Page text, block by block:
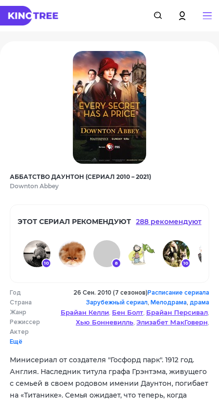
АББАТСТВО ДАУНТОН (СЕРИАЛ 2010 – 2021)
Downton Abbey
ЭТОТ СЕРИАЛ РЕКОМЕНДУЮТ 288 рекомендуют
10 8 10
10 8 10
Год
Страна
Жанр
Режиссер
Актер
Ещё
26 Сен. 2010 (7 сезонов)Расписание сериала
Зарубежный сериал, Мелодрама, драма
Брайан Келли, Бен Болт, Брайан Персивал,
Дэвид Эванс,Филип Джон,Энди Годдард
Хью Бонневилль, Элизабет МакГоверн,
Дэн Стивенс
Минисериал от создателя "Госфорд парк". 1912 год.
Англия. Наследник титула графа Грэнтэма, живущего
с семьей в своем родовом имении Даунтон, погибает
на «Титанике». Семья ожидает, что теперь, когда